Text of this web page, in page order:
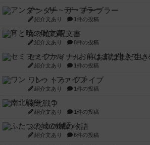
アンダー・ザ・テーブラー
紹介文あり 1件の投稿
宵と暁の呪文書
紹介文あり 8件の投稿
セミファイナル ～お前はまだ生き
紹介文あり 1件の投稿
ワン・トゥ・ファイブ
紹介文あり 1件の投稿
南北戦争
紹介文あり 1件の投稿
ふたつの城の物語
紹介文あり 6件の投稿